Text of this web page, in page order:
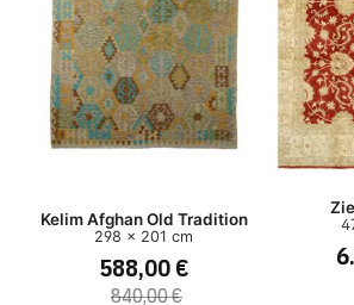
Kelim Afghan Old Tradition
298 x 201 cm
588,00 €
840,00 €